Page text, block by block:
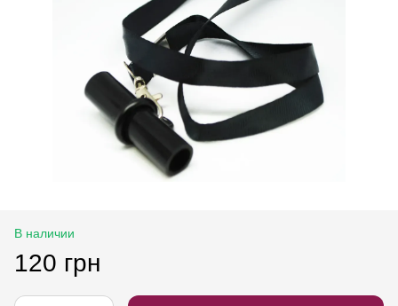
В наличии
120 грн